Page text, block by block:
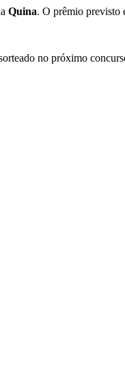
Quina. O prêmio previsto
no próximo